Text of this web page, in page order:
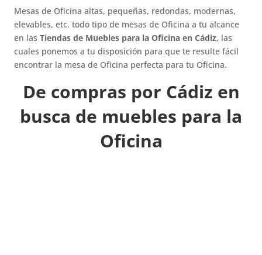
Mesas de Oficina altas, pequeñas, redondas, modernas,
elevables, etc. todo tipo de mesas de Oficina a tu alcance
en lasTiendas de Muebles para la Oficina en Cádiz, las
cuales ponemos a tu disposición para que te resulte fácil
encontrar la mesa de Oficina perfecta para tu Oficina.
De compras por Cádiz en
busca de muebles para la
Oficina